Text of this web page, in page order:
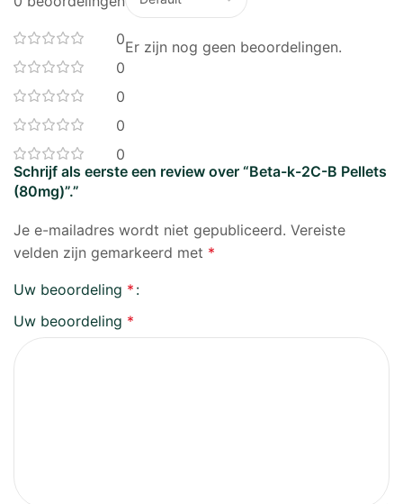
0
0
0
0
0
Er zijn nog geen beoordelingen.
Schrijf als eerste een review over “Beta-k-2C-B Pellets
(80mg)”.”
Je e-mailadres wordt niet gepubliceerd. Vereiste
velden zijn gemarkeerd met *
Uw beoordeling *
Uw beoordeling *